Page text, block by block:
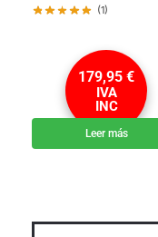
(1)
179,95 €
IVA
INC
Leer más